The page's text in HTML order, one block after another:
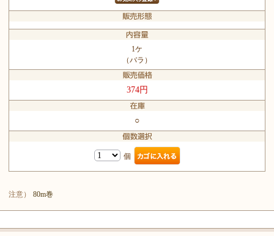
1ケ
（バラ）
374円
○
個
注意） 80m巻